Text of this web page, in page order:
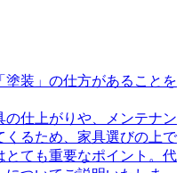
塗装」の仕方があることを
の仕上がりや、メンテナン
くるため、家具選びの上で
とても重要なポイント。代